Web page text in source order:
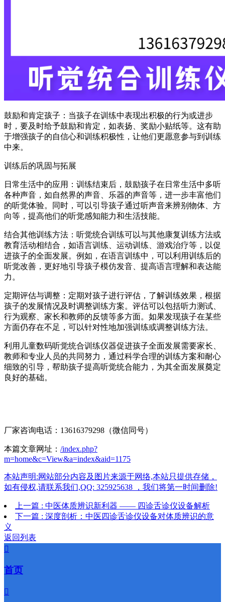
鼓励和肯定孩子：当孩子在训练中表现出积极的行为或进步
时，要及时给予鼓励和肯定，如表扬、奖励小贴纸等。这有助
于增强孩子的自信心和训练积极性，让他们更愿意参与到训练
中来。
训练后的巩固与拓展
日常生活中的应用：训练结束后，鼓励孩子在日常生活中多听
各种声音，如自然界的声音、乐器的声音等，进一步丰富他们
的听觉体验。同时，可以引导孩子通过听声音来辨别物体、方
向等，提高他们的听觉感知能力和生活技能。
结合其他训练方法：听觉统合训练可以与其他康复训练方法或
教育活动相结合，如语言训练、运动训练、游戏治疗等，以促
进孩子的全面发展。例如，在语言训练中，可以利用训练后的
听觉改善，更好地引导孩子模仿发音、提高语言理解和表达能
力。
定期评估与调整：定期对孩子进行评估，了解训练效果，根据
孩子的发展情况及时调整训练方案。评估可以包括听力测试、
行为观察、家长和教师的反馈等多方面。如果发现孩子在某些
方面仍存在不足，可以针对性地加强训练或调整训练方法。
利用儿童数码听觉统合训练仪器促进孩子全面发展需要家长、
教师和专业人员的共同努力，通过科学合理的训练方案和耐心
细致的引导，帮助孩子提高听觉统合能力，为其全面发展奠定
良好的基础。
厂家咨询电话：13616379298（微信同号）
本篇文章网址： /index.php?
m=home&c=View&a=index&aid=1175
本站声明:网站部分内容及图片来源于网络,本站只提供存储，
如有侵权,请联系我们,QQ: 325925638 ，我们将第一时间删除!
上一篇 : 中医体质辨识新利器 —— 四诊舌诊仪设备解析
下一篇 : 深度剖析：中医四诊舌诊仪设备对体质辨识的意
义
返回列表

首页
